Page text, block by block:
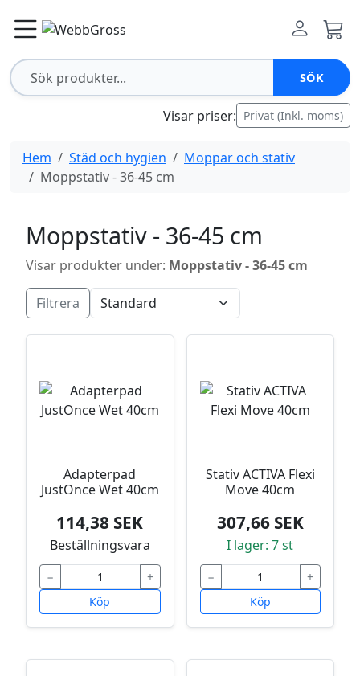
SÖK
Visar priser: Privat (Inkl. moms)
Hem Städ och hygien
Moppar och stativ
Moppstativ - 36-45 cm
Moppstativ - 36-45 cm
Visar produkter under: Moppstativ - 36-45 cm
Filtrera
Adapterpad
JustOnce Wet 40cm
114,38 SEK
Beställningsvara
−
+
Köp
Stativ ACTIVA Flexi
Move 40cm
307,66 SEK
I lager: 7 st
−
+
Köp